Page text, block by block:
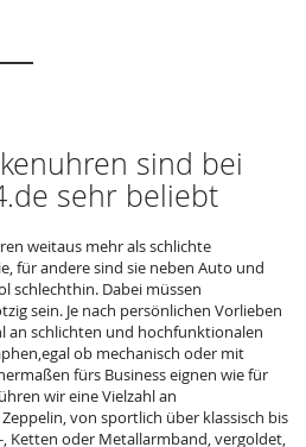
sind bei
sehr beliebt
weitaus mehr als schlichte
für andere sind sie neben Auto und
schlechthin. Dabei müssen
sein. Je nach persönlichen Vorlieben
an schlichten und hochfunktionalen
ob mechanisch oder mit
fürs Business eignen wie für
wir eine Vielzahl an
von sportlich über klassisch bis
Ketten oder Metallarmband, vergoldet,